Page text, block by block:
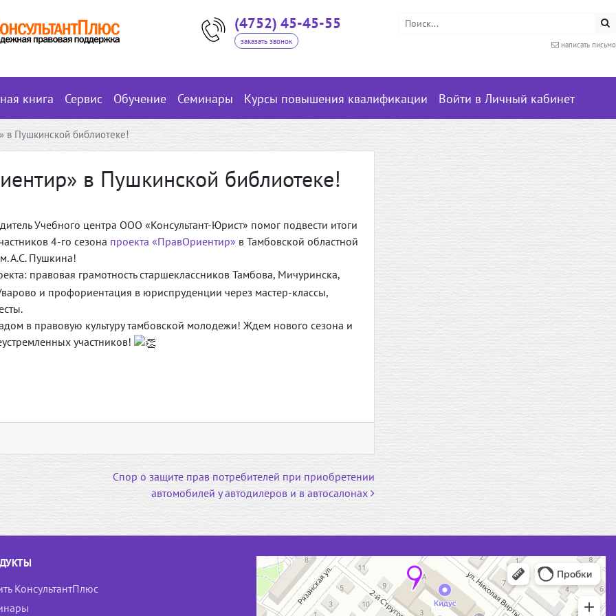
(4752) 45-45-55
заказать звонок написать письмо
книга Сервис Обучение Семинары Курсы повышения квалификации Войти в Личный кабинет
в Пушкинской библиотеке!
в Пушкинской библиотеке!
Учебного центра ООО «Консультант-Юрист» помог подвести итоги
4-го сезона проекта «ПравОриентир» в Тамбовской областной
А.С. Пушкина!
правовая грамотность старшеклассников Тамбова, Мичуринска,
и профориентация в юриспруденции через мастер-классы,
в правовую культуру тамбовской молодежи! Ждем нового сезона и
участников!
Спор о защите прав потребителей при приобретении
автомобилей у автодилеров и в автосалонах
КонсультантПлюс